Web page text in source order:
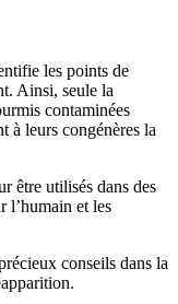
les points de
Ainsi, seule la
contaminées
à leurs congénères la
être utilisés dans des
l’humain et les
conseils dans la